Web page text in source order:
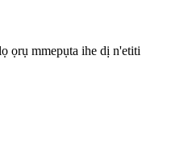
ọrụ mmepụta ihe dị n'etiti